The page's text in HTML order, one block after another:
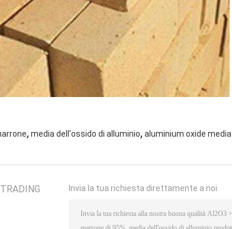
, media dell'ossido di alluminio, aluminium oxide media
Invia la tua richiesta direttamente a noi